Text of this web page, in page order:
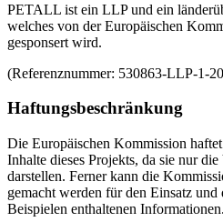
PETALL ist ein LLP und ein
welches von der Europäischen
gesponsert wird.
(Referenznummer: 530863-LLP-1-
Haftungsbeschränkung
Die Europäischen Kommission
Inhalte dieses Projekts, da sie nur
darstellen. Ferner kann die
gemacht werden für den Einsatz
Beispielen enthaltenen Informationen.